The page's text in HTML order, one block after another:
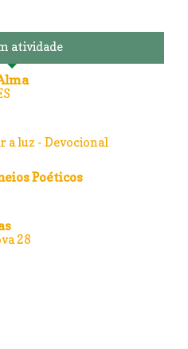
atividade
a luz - Devocional
Poéticos
28